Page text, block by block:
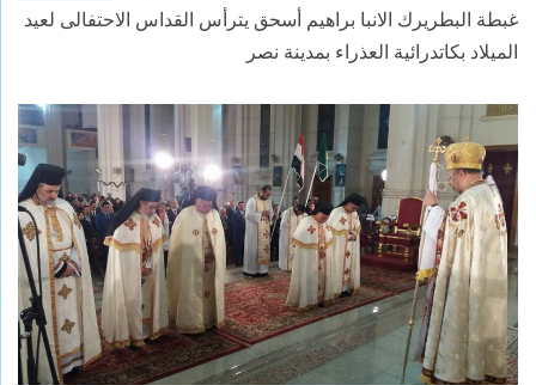
غبطة البطريرك الانبا براهيم أسحق يترأس القداس الاحتفالى لعيد
الميلاد بكاتدرائية العذراء بمدينة نصر